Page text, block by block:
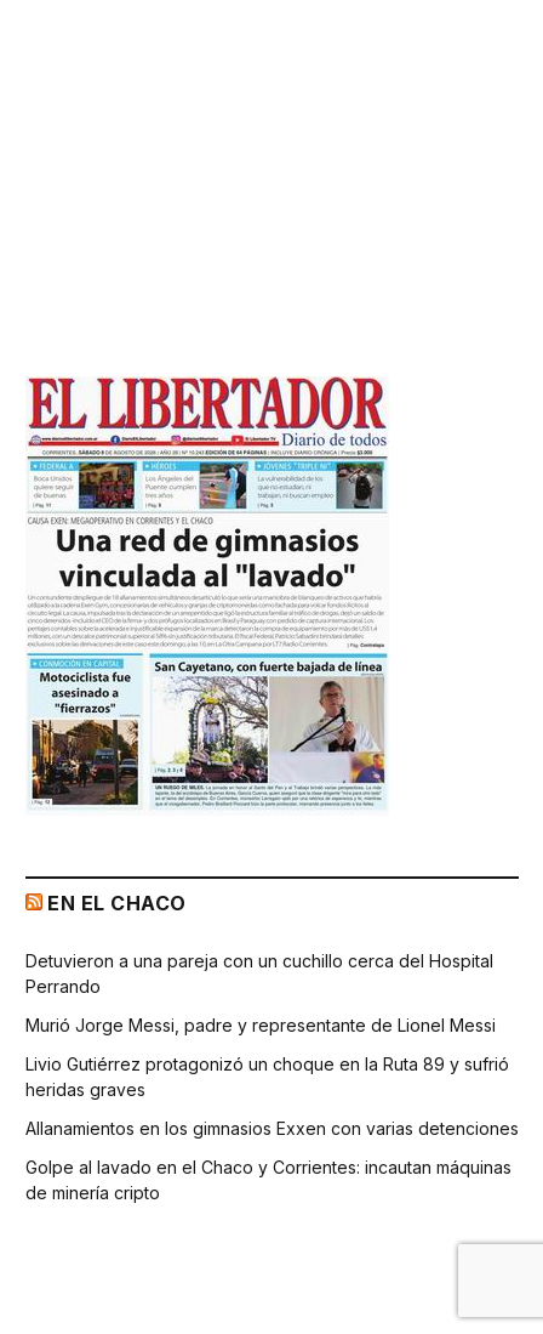
EN EL CHACO
Detuvieron a una pareja con un cuchillo cerca del Hospital
Perrando
Murió Jorge Messi, padre y representante de Lionel Messi
Livio Gutiérrez protagonizó un choque en la Ruta 89 y sufrió
heridas graves
Allanamientos en los gimnasios Exxen con varias detenciones
Golpe al lavado en el Chaco y Corrientes: incautan máquinas
de minería cripto